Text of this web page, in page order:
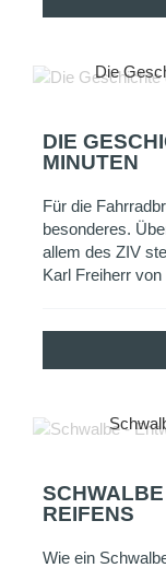
Die
DIE
MINUTEN
Für die
besonderes.
allem des ZIV
Karl Freiherr
REIFENS
Wie ein